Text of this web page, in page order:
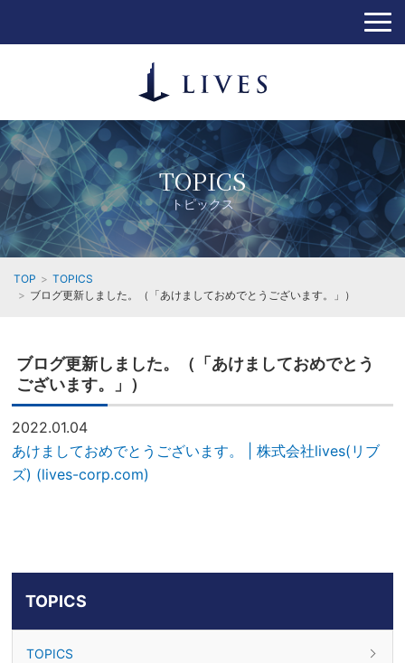
TOPICS
トピックス
TOP
TOPICS
ブログ更新しました。（「あけましておめでとうございます。」）
ブログ更新しました。（「あけましておめでとう
ございます。」）
2022.01.04
あけましておめでとうございます。 | 株式会社lives(リブ
ズ) (lives-corp.com)
TOPICS
TOPICS